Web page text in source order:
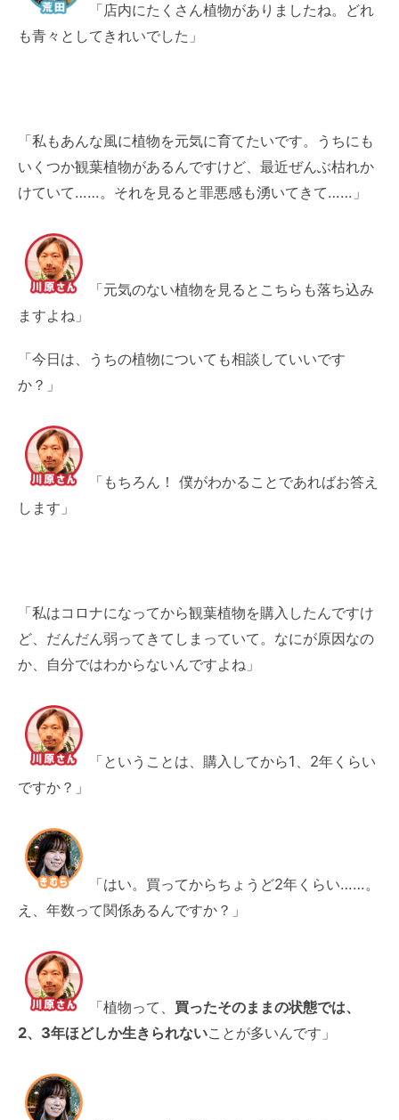
「店内にたくさん植物がありましたね。どれ
も青々としてきれいでした」
「私もあんな風に植物を元気に育てたいです。うちにも
いくつか観葉植物があるんですけど、最近ぜんぶ枯れか
けていて……。それを見ると罪悪感も湧いてきて……」
「元気のない植物を見るとこちらも落ち込み
ますよね」
「今日は、うちの植物についても相談していいです
か？」
「もちろん！ 僕がわかることであればお答え
します」
「私はコロナになってから観葉植物を購入したんですけ
ど、だんだん弱ってきてしまっていて。なにが原因なの
か、自分ではわからないんですよね」
「ということは、購入してから1、2年くらい
ですか？」
「はい。買ってからちょうど2年くらい……。
え、年数って関係あるんですか？」
「植物って、 買ったそのままの状態では、
2、3年ほどしか生きられないことが多いんです」